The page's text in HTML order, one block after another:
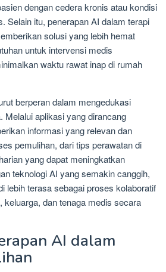
dengan cedera kronis atau kondisi
Selain itu, penerapan AI dalam terapi
solusi yang lebih hemat
untuk intervensi medis
waktu rawat inap di rumah
berperan dalam mengedukasi
Melalui aplikasi yang dirancang
informasi yang relevan dan
pemulihan, dari tips perawatan di
yang dapat meningkatkan
teknologi AI yang semakin canggih,
lebih terasa sebagai proses kolaboratif
keluarga, dan tenaga medis secara
AI dalam